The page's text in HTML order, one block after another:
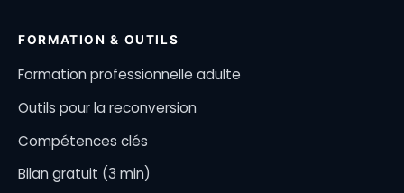
FORMATION & OUTILS
Formation professionnelle adulte
Outils pour la reconversion
Compétences clés
Bilan gratuit (3 min)